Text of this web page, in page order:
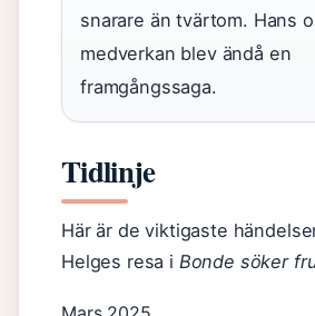
snarare än tvärtom. Hans
medverkan blev ändå en
framgångssaga.
Tidlinje
Här är de viktigaste
Helges resa i Bonde söker